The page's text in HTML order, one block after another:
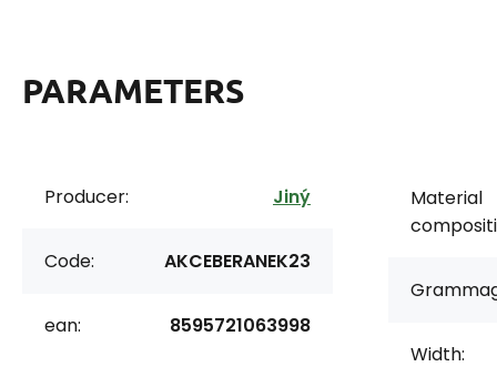
PARAMETERS
Producer: Jiný
Code: AKCEBERANEK23
ean: 8595721063998
Material
Width: